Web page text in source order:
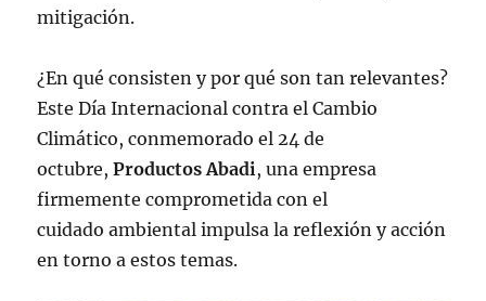
mitigación.
¿En qué consisten y por qué son tan relevantes?
Este Día Internacional contra el Cambio
Climático, conmemorado el 24 de
octubre,Productos Abadi, una empresa
firmemente comprometida con el
cuidado ambiental impulsa la reflexión y acción
en torno a estos temas.